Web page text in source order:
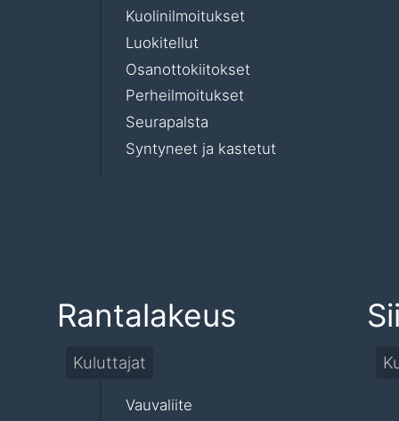
Kuolinilmoitukset
Luokitellut
Osanottokiitokset
Perheilmoitukset
Seurapalsta
Syntyneet ja kastetut
Rantalakeus
Kuluttajat
Vauvaliite